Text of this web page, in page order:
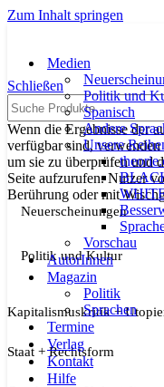
Zum Inhalt springen
Medien
Politik und
Spanisch
Andere
Unsere
Vorschau
AutorInnen
Magazin
Politik
Sprachen
Termine
Verlag
Kontakt
Hilfe
Schließen
Suche
Wenn die Ergebnisse der
verfügbar sind,
um sie zu überprüfen und
Seite aufzurufen. Nutzer
Berührung oder mit
Neuerscheinungen
Politik und Kultur
Kapitalismuskritik +
Staat + Rechtsform